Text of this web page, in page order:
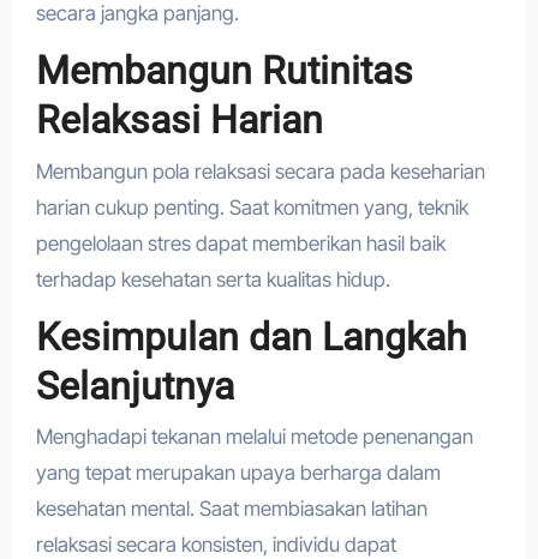
secara jangka panjang.
Membangun Rutinitas
Relaksasi Harian
Membangun pola relaksasi secara pada keseharian
harian cukup penting. Saat komitmen yang, teknik
pengelolaan stres dapat memberikan hasil baik
terhadap kesehatan serta kualitas hidup.
Kesimpulan dan Langkah
Selanjutnya
Menghadapi tekanan melalui metode penenangan
yang tepat merupakan upaya berharga dalam
kesehatan mental. Saat membiasakan latihan
relaksasi secara konsisten, individu dapat